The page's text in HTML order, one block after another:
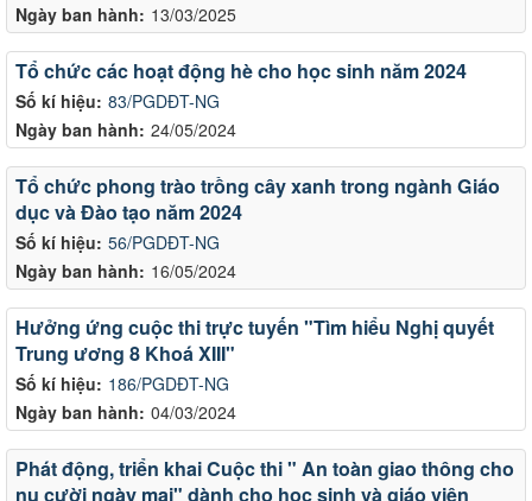
Ngày ban hành: 13/03/2025
Số kí hiệu: 83/PGDĐT-NG
Ngày ban hành: 24/05/2024
Tổ chức các hoạt động hè cho học sinh năm 2024
Số kí hiệu: 56/PGDĐT-NG
Ngày ban hành: 16/05/2024
Tổ chức phong trào trồng cây xanh trong ngành Giáo
dục và Đào tạo năm 2024
Số kí hiệu: 186/PGDĐT-NG
Ngày ban hành: 04/03/2024
Hưởng ứng cuộc thi trực tuyến "Tìm hiểu Nghị quyết
Trung ương 8 Khoá XIII"
Phát động, triển khai Cuộc thi " An toàn giao thông cho
nụ cười ngày mai" dành cho học sinh và giáo viên